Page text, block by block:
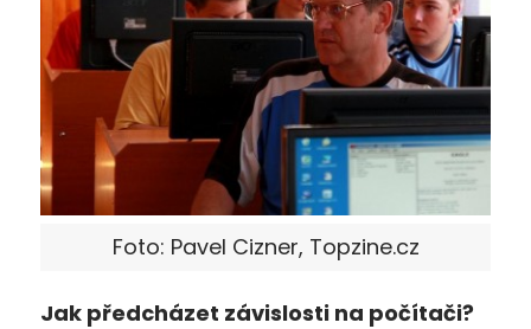
Foto: Pavel Cizner, Topzine.cz
Jak předcházet závislosti na počítači?